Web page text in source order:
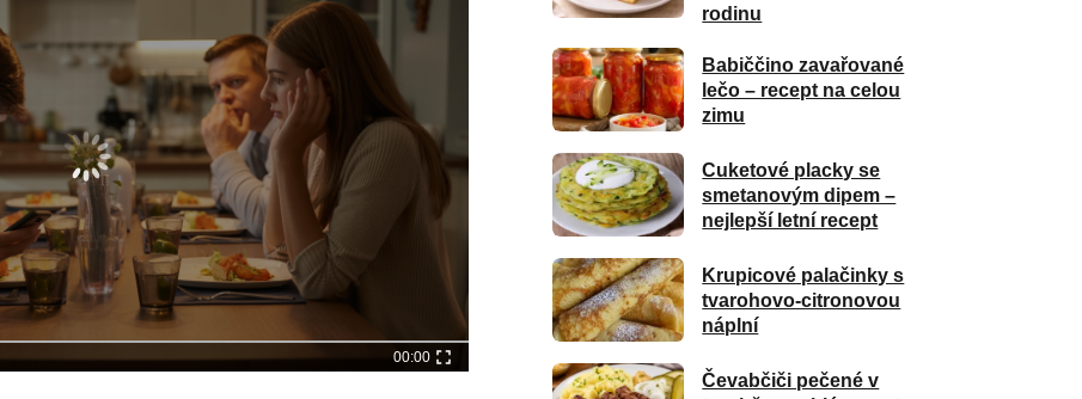
00:00
rodinu
Babiččino zavařované
lečo – recept na celou
zimu
Cuketové placky se
smetanovým dipem –
nejlepší letní recept
Krupicové palačinky s
tvarohovo-citronovou
náplní
Čevabčiči pečené v